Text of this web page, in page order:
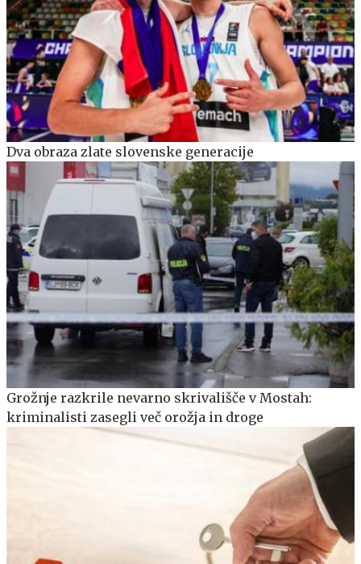
Dva obraza zlate slovenske generacije
Grožnje razkrile nevarno skrivališče v Mostah:
kriminalisti zasegli več orožja in droge